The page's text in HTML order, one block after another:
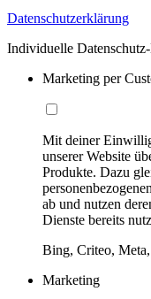
Datenschutzerklärung
Individuelle
Marketing per
Mit deiner
unserer Website
Produkte. Dazu
ab und nutzen
Dienste bereits
Bing, Criteo,
Marketing